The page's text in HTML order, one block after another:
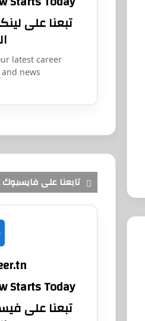
تبعنا على
latest career
news.
تابعنا على فايسبوك Facebook
Starts Today!
تبعنا على